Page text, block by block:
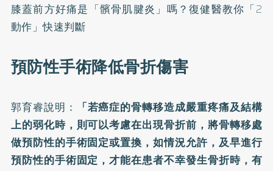
膝蓋前方好痛是「髕骨肌腱炎」嗎？復健醫教你「2
動作」快速判斷
預防性手術降低骨折傷害
郭育睿說明：
「若癌症的骨轉移造成嚴重疼痛及結構
上的弱化時，則可以考慮在出現骨折前，將骨轉移處
做預防性的手術固定或置換，如情況允許，及早進行
預防性的手術固定，才能在患者不幸發生骨折時，有